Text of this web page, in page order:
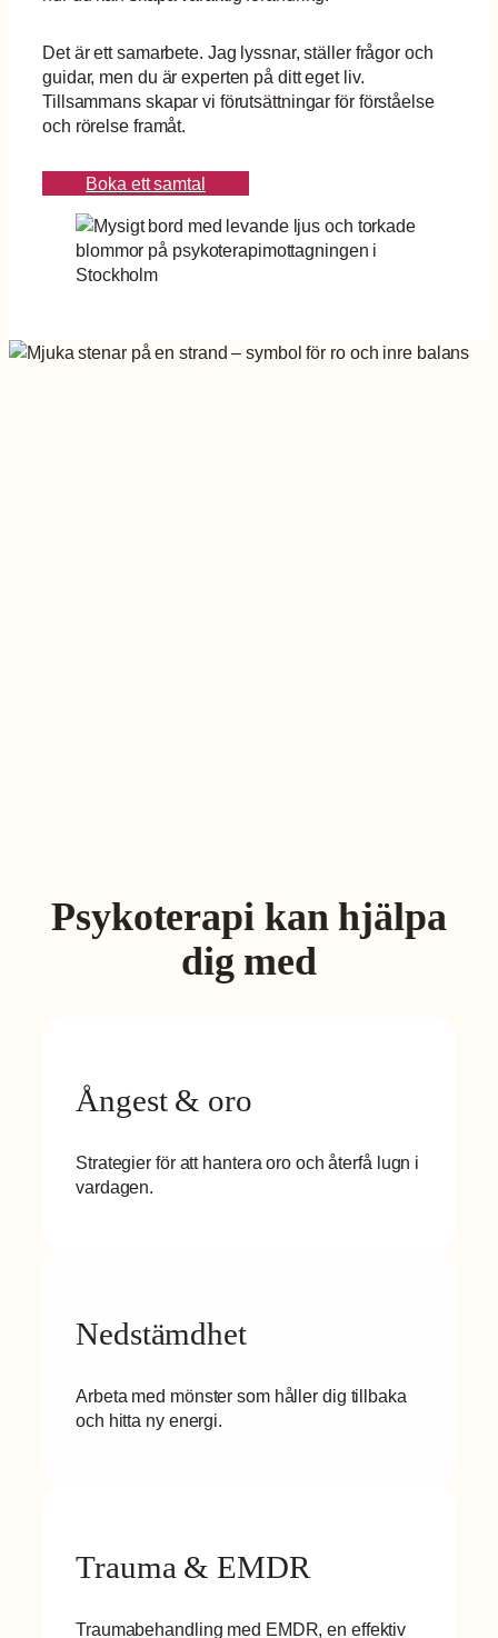
Det är ett samarbete. Jag lyssnar, ställer frågor och
guidar, men du är experten på ditt eget liv.
Tillsammans skapar vi förutsättningar för förståelse
och rörelse framåt.
Boka ett samtal
Psykoterapi kan hjälpa
dig med
Ångest & oro
Strategier för att hantera oro och återfå lugn i
vardagen.
Nedstämdhet
Arbeta med mönster som håller dig tillbaka
och hitta ny energi.
Trauma & EMDR
Traumabehandling med EMDR, en effektiv